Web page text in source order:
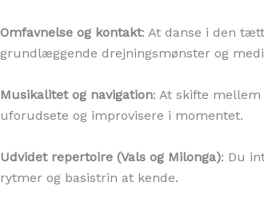
Omfavnelse og kontakt: At danse i den
grundlæggende drejningsmønster og
Musikalitet og navigation: At skifte
uforudsete og improvisere i momentet.
Udvidet repertoire (Vals og Milonga): Du
rytmer og basistrin at kende.